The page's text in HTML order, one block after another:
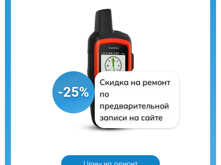
-25%
Скидка на ремонт
по
предварительной
записи на сайте